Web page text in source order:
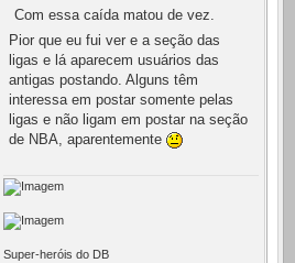
Com essa caída matou de vez.
Pior que eu fui ver e a seção das
ligas e lá aparecem usuários das
antigas postando. Alguns têm
interessa em postar somente pelas
ligas e não ligam em postar na seção
de NBA, aparentemente
Super-heróis do DB